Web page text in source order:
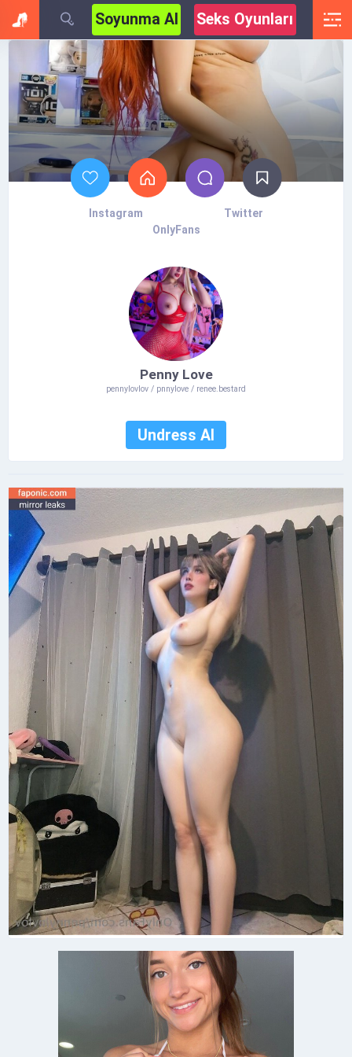
Soyunma AI Seks Oyunları
Instagram
Twitter
OnlyFans
Penny Love
pennylovlov / pnnylove / renee.bestard
Undress AI